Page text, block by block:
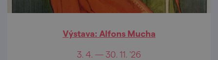
Výstava: Alfons Mucha
3. 4. — 30. 11. '26